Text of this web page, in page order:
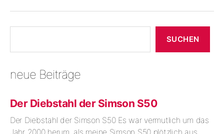
SUCHEN
neue Beiträge
Der Diebstahl der Simson S50
Der Diebstahl der Simson S50 Es war vermutlich um das
Jahr 2000 herum, als meine Simson S50 plötzlich aus